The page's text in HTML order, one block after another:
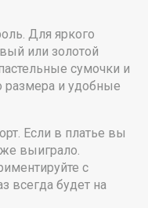
Для яркого
или золотой
сумочки и
размера и удобные
Если в платье вы
выиграло.
с
всегда будет на